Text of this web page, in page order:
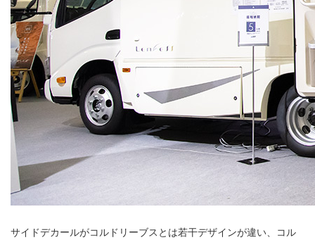
サイドデカールがコルドリーブスとは若干デザインが違い、コル